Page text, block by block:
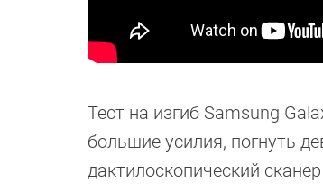
Тест на изгиб Samsung
большие усилия, погнуть
дактилоскопический